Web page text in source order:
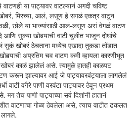
या पाट्यावर वाटल्यानं अगदी चविष्ट
खोबरं, मिरच्या, आलं, लसूण हे सगळं एकत्र वाटून
छोले या भाज्यांसाठी आलं-लसूण असं वेगळं वाटण
सुक्या खोबर्‍याची वाटी चुलीत भाजून दोघांचे
खोबरं ठेचताना मध्येच एखादा तुकडा तोंडात
अप्रतिम चव वाटण कमी व्हायला कारणीभूत
काळं झालेलं असे. त्यामुळे हातही काळपट
करून झाल्यावर आई जे पाट्यावरवंट्याला लागलेलं
वाटी वगैरे पाणी वरवंटा पाट्यावर ठेवून प्रथम
तेच पाणी पाट्याच्या सर्व दिशांनी हातानं
वाटणाचा गोळा ठेवलेला असे, त्याच वाटीत ढकलत